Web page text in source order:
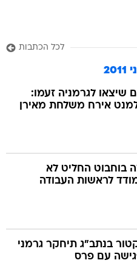
לכל הכתבות
שיצאו לגרמניה זעמו:
אירח משלחת מאירן
בוחבוט החליט לא
לראשות העבודה
בנתב"ג תיחקר גרמני
עם פרס